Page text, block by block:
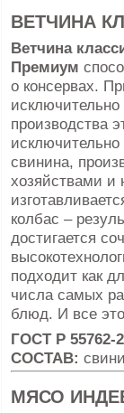
ВЕТЧИНА
Ветчина
Премиум
о консервах.
производства
свинина,
хозяйствами и
колбас –
достигается
подходит как
числа самых
блюд. И все
ГОСТ Р 55762-
СОСТАВ:
МЯСО